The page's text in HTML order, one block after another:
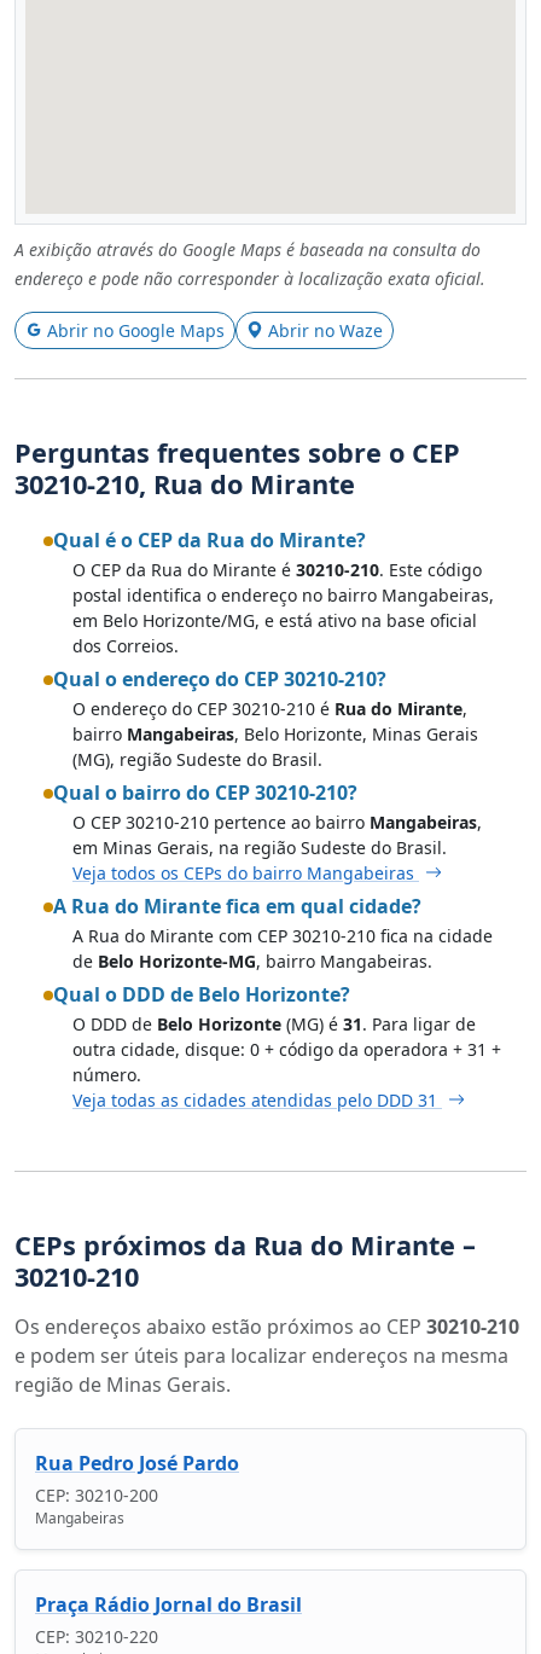
A exibição através do Google Maps é baseada na consulta do
endereço e pode não corresponder à localização exata oficial.
Abrir no Google Maps Abrir no Waze
Perguntas frequentes sobre o CEP
30210-210, Rua do Mirante
Qual é o CEP da Rua do Mirante?
O CEP da Rua do Mirante é 30210-210. Este código
postal identifica o endereço no bairro Mangabeiras,
em Belo Horizonte/MG, e está ativo na base oficial
dos Correios.
Qual o endereço do CEP 30210-210?
O endereço do CEP 30210-210 é Rua do Mirante,
bairro Mangabeiras, Belo Horizonte, Minas Gerais
(MG), região Sudeste do Brasil.
Qual o bairro do CEP 30210-210?
O CEP 30210-210 pertence ao bairro Mangabeiras,
em Minas Gerais, na região Sudeste do Brasil.
Veja todos os CEPs do bairro Mangabeiras
A Rua do Mirante fica em qual cidade?
A Rua do Mirante com CEP 30210-210 fica na cidade
de Belo Horizonte-MG, bairro Mangabeiras.
Qual o DDD de Belo Horizonte?
O DDD de Belo Horizonte (MG) é 31. Para ligar de
outra cidade, disque: 0 + código da operadora + 31 +
número.
Veja todas as cidades atendidas pelo DDD 31
CEPs próximos da Rua do Mirante –
30210-210
Os endereços abaixo estão próximos ao CEP 30210-210
e podem ser úteis para localizar endereços na mesma
região de Minas Gerais.
Rua Pedro José Pardo
CEP: 30210-200
Mangabeiras
Praça Rádio Jornal do Brasil
CEP: 30210-220